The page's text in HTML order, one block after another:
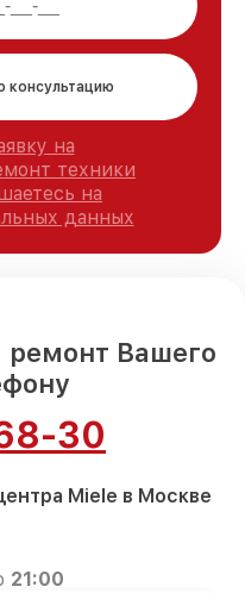
консультацию
на
техники
на
данных
ремонт Вашего
30
Miele в Москве
21:00